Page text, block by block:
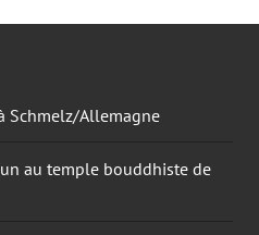
Schmelz/Allemagne
au temple bouddhiste de